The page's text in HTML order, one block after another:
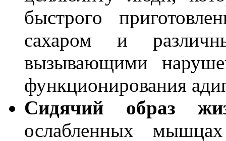
быстрого
сахаром и
вызывающими
функционирования
Сидячий образ
ослабленных